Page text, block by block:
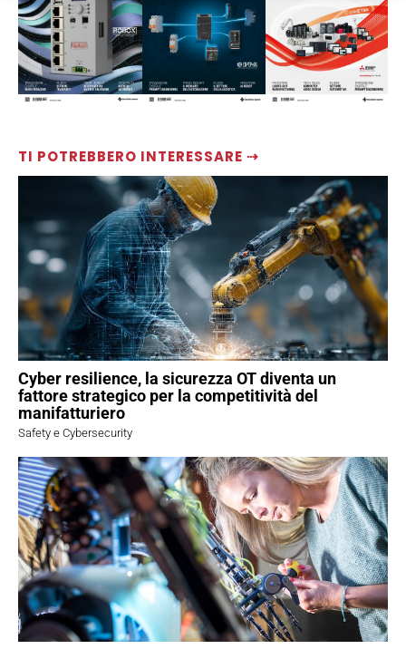
TI POTREBBERO INTERESSARE ⇢
Cyber resilience, la sicurezza OT diventa un
fattore strategico per la competitività del
manifatturiero
Safety e Cybersecurity